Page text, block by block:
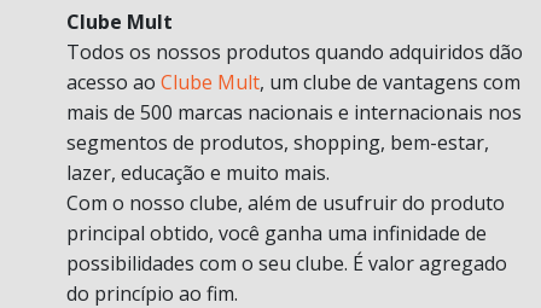
Clube Mult
Todos os nossos produtos quando adquiridos dão
acesso ao Clube Mult, um clube de vantagens com
mais de 500 marcas nacionais e internacionais nos
segmentos de produtos, shopping, bem-estar,
lazer, educação e muito mais.
Com o nosso clube, além de usufruir do produto
principal obtido, você ganha uma infinidade de
possibilidades com o seu clube. É valor agregado
do princípio ao fim.